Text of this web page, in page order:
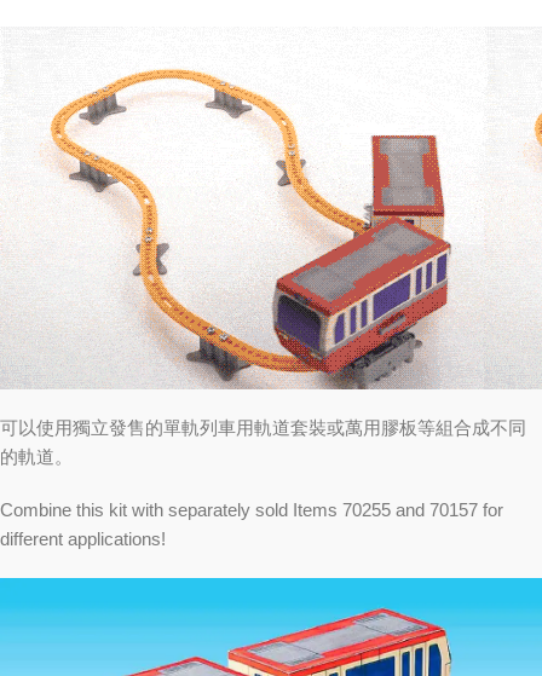
可以使用獨立發售的單軌列車用軌道套裝或萬用膠板等組合成不同
的軌道。
Combine this kit with separately sold Items 70255 and 70157 for
different applications!